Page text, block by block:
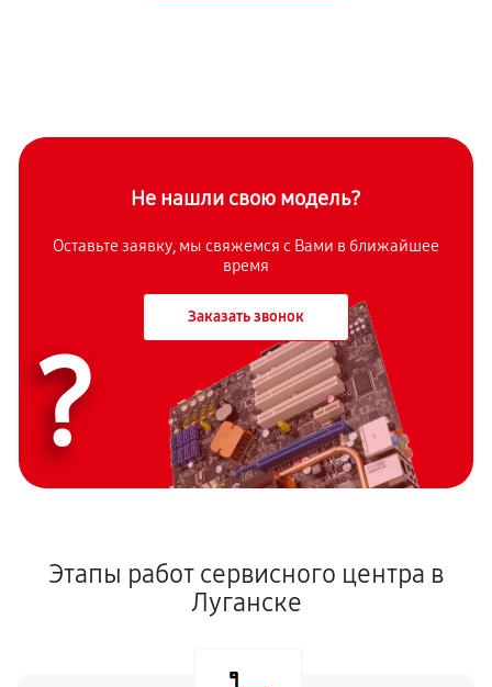
Не нашли свою модель?
Оставьте заявку, мы свяжемся с Вами в ближайшее
время
Заказать звонок
?
Этапы работ сервисного центра в
Луганске